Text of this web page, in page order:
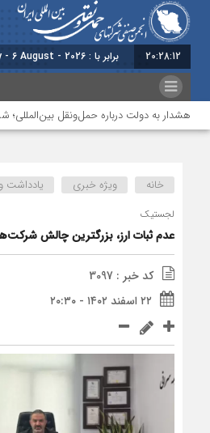
20:28:13 برابر با : Thursday - 6 August - 2026
هشدار به دولت درباره حمل‌ونقل بین‌المللی؛
خانه ویژه خبری یادداشت
لجستیک
عدم ثبات ارز، بزرگترین چالش
کد خبر : 3097
۲۲ اسفند ۱۴۰۲ - ۲۰:۳۰